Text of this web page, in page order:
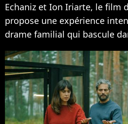
Echaniz et Ion Iriarte, le film
propose une expérience
drame familial qui bascule